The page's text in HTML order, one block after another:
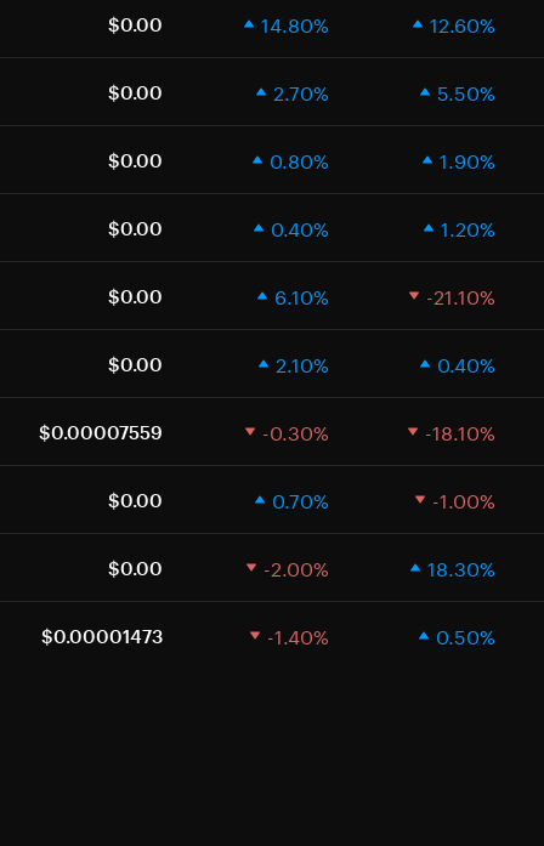
$0.00 14.80% 12.60%
$0.00 2.70% 5.50%
$0.00 0.80% 1.90%
$0.00 0.40% 1.20%
$0.00 6.10% -21.10%
$0.00 2.10% 0.40%
$0.00007559 -0.30% -18.10%
$0.00 0.70% -1.00%
$0.00 -2.00% 18.30%
$0.00001473 -1.40% 0.50%